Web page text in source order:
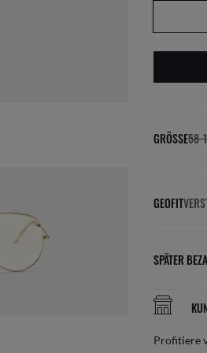
GRÖSSE58-
GEOFIT
SPÄTER
Profitiere